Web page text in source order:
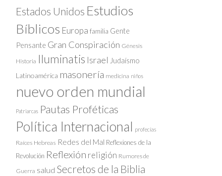
Estados Unidos Estudios
Bíblicos Europa familia Gente
Pensante Gran Conspiración Génesis
Historia Iluminatis Israel Judaísmo
Latinoamérica masonería medicina niños
nuevo orden mundial
Patriarcas Pautas Proféticas
Política Internacional profecías
Raíces Hebreas Redes del Mal Reflexiones de la
Revolución Reflexión religión Rumores de
Guerra salud Secretos de la Biblia